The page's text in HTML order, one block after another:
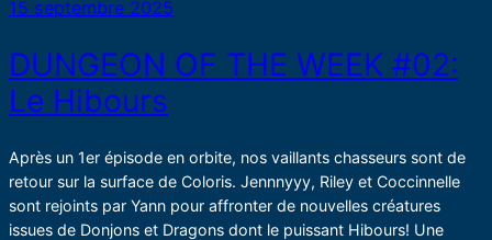
15 septembre 2025
DUNGEON OF THE WEEK #02:
Le Hibours
Après un 1er épisode en orbite, nos vaillants chasseurs sont de
retour sur la surface de Coloris. Jennnyyy, Riley et Coccinnelle
sont rejoints par Yann pour affronter de nouvelles créatures
issues de Donjons et Dragons dont le puissant Hibours! Une